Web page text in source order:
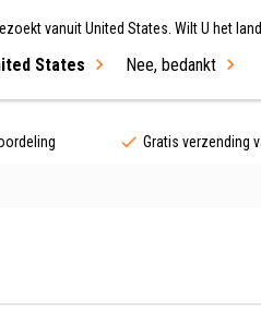
Sale
vanuit United States. Wilt U het
States Nee, bedankt
Gratis verzending